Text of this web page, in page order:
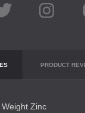
PRODUCT
Zinc